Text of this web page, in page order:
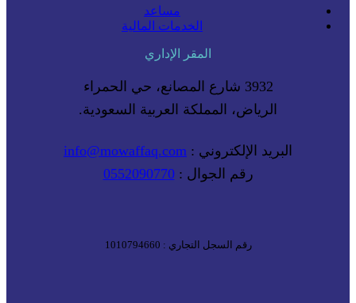
مساعد
الخدمات المالية
المقر الإداري
3932 شارع المصانع، حي الحمراء
الرياض، المملكة العربية السعودية.
البريد الإلكتروني : info@mowaffaq.com
رقم الجوال :0552090770
رقم السجل التجاري : 1010794660